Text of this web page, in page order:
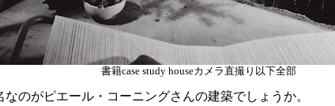
書籍case study houseカメラ直撮り以下全部
なのがピエール・コーニングさんの建築でしょうか。